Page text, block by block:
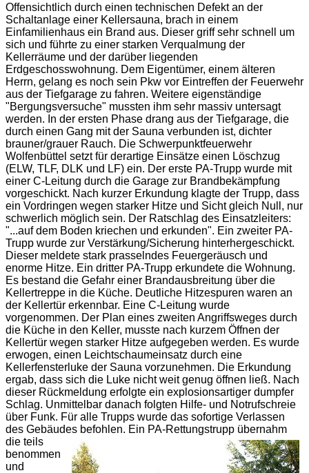
Offensichtlich durch einen technischen Defekt an der
Schaltanlage einer Kellersauna, brach in einem
Einfamilienhaus ein Brand aus. Dieser griff sehr schnell um
sich und führte zu einer starken Verqualmung der
Kellerräume und der darüber liegenden
Erdgeschosswohnung. Dem Eigentümer, einem älteren
Herrn, gelang es noch sein Pkw vor Eintreffen der Feuerwehr
aus der Tiefgarage zu fahren. Weitere eigenständige
"Bergungsversuche" mussten ihm sehr massiv untersagt
werden. In der ersten Phase drang aus der Tiefgarage, die
durch einen Gang mit der Sauna verbunden ist, dichter
brauner/grauer Rauch. Die Schwerpunktfeuerwehr
Wolfenbüttel setzt für derartige Einsätze einen Löschzug
(ELW, TLF, DLK und LF) ein. Der erste PA-Trupp wurde mit
einer C-Leitung durch die Garage zur Brandbekämpfung
vorgeschickt. Nach kurzer Erkundung klagte der Trupp, dass
ein Vordringen wegen starker Hitze und Sicht gleich Null, nur
schwerlich möglich sein. Der Ratschlag des Einsatzleiters:
"...auf dem Boden kriechen und erkunden". Ein zweiter PA-
Trupp wurde zur Verstärkung/Sicherung hinterhergeschickt.
Dieser meldete stark prasselndes Feuergeräusch und
enorme Hitze. Ein dritter PA-Trupp erkundete die Wohnung.
Es bestand die Gefahr einer Brandausbreitung über die
Kellertreppe in die Küche. Deutliche Hitzespuren waren an
der Kellertür erkennbar. Eine C-Leitung wurde
vorgenommen. Der Plan eines zweiten Angriffsweges durch
die Küche in den Keller, musste nach kurzem Öffnen der
Kellertür wegen starker Hitze aufgegeben werden. Es wurde
erwogen, einen Leichtschaumeinsatz durch eine
Kellerfensterluke der Sauna vorzunehmen. Die Erkundung
ergab, dass sich die Luke nicht weit genug öffnen ließ. Nach
dieser Rückmeldung erfolgte ein explosionsartiger dumpfer
Schlag. Unmittelbar danach folgten Hilfe- und Notrufschreie
über Funk. Für alle Trupps wurde das sofortige Verlassen
des Gebäudes befohlen. Ein PA-Rettungstrupp übernahm
die teils
benommen
und